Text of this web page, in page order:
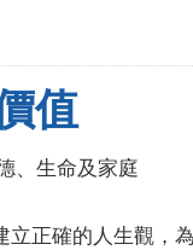
值
、生命及家庭
正確的人生觀，